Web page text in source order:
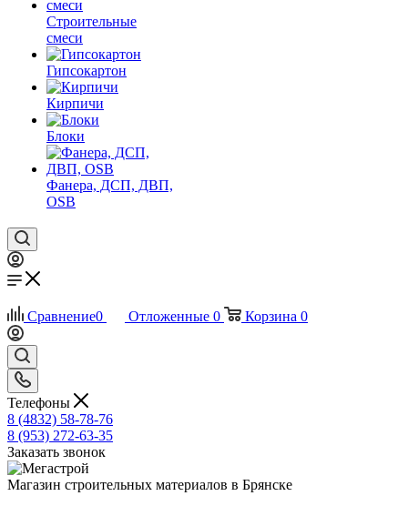
Строительные
смеси
Гипсокартон
Кирпичи
Блоки
Фанера, ДСП, ДВП,
OSB
Сравнение0 Отложенные 0 Корзина 0
Телефоны
8 (4832) 58-78-76
8 (953) 272-63-35
Заказать звонок
Магазин строительных материалов в Брянске